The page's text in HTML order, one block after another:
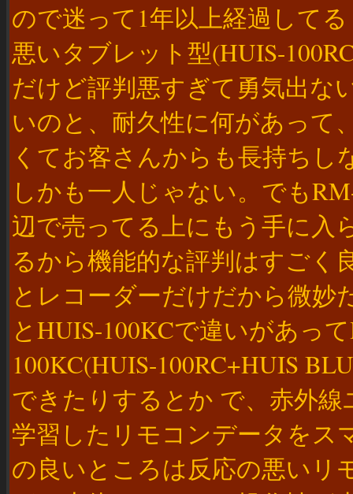
ので迷って1年以上経過して
悪いタブレット型(HUIS-
だけど評判悪すぎて勇気出な
いのと、耐久性に何があって
くてお客さんからも長持ち
しかも一人じゃない。でも
辺で売ってる上にもう手に入
るから機能的な評判はすごく
とレコーダーだけだから微妙
とHUIS-100KCで違いがあっ
100KC(HUIS-100RC+HUIS
できたりするとか で、赤外
学習したリモコンデータをス
の良いところは反応の悪いリ